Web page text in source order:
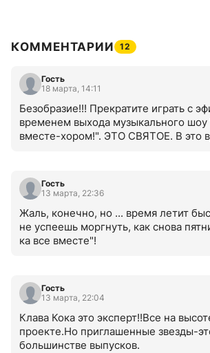
КОММЕНТАРИИ 12
Гость
18 марта, 14:11
Безобразие!!! Прекратите играть с
временем выхода музыкального шоу
вместе-хором!". ЭТО СВЯТОЕ. В это
Гость
13 марта, 22:36
Жаль, конечно, но ... время летит
не успеешь моргнуть, как снова
ка все вместе"!
Гость
13 марта, 22:04
Клава Кока это эксперт!!Все на
проекте.Но приглашенные звезды-
большинстве выпусков.